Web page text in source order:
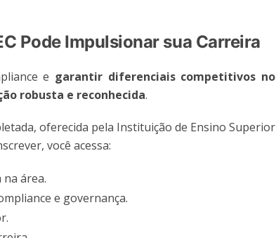
Pode Impulsionar sua Carreira
e garantir diferenciais competitivos no
robusta e reconhecida.
oferecida pela Instituição de Ensino Superior
você acessa:
área.
e governança.